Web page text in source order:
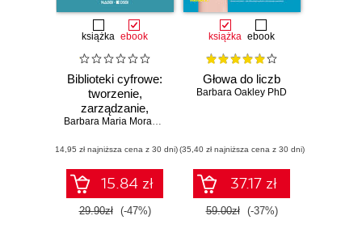
książka ebook
Biblioteki cyfrowe:
tworzenie,
zarządzanie,
odbiór
Barbara Maria Morawiec
(14,95 zł najniższa cena z 30 dni)
15.84 zł
29.90zł (-47%)
książka ebook
Głowa do liczb
Barbara Oakley PhD
(35,40 zł najniższa cena z 30 dni)
37.17 zł
59.00zł (-37%)